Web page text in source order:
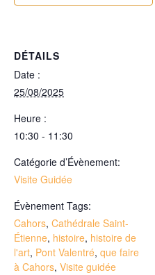
DÉTAILS
Date :
25/08/2025
Heure :
10:30 - 11:30
Catégorie d’Évènement:
Visite Guidée
Évènement Tags:
Cahors, Cathédrale Saint-
Étienne, histoire, histoire de
l'art, Pont Valentré, que faire
à Cahors, Visite guidée